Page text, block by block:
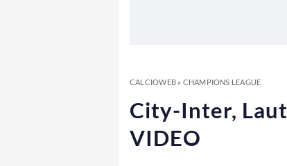
CALCIOWEB» CHAMPIONS LEAGUE
City-Inter,
VIDEO